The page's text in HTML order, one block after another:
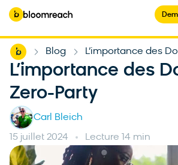
Home Blog L’importance des
L’importance des
Zero-Party
Carl Bleich
15 juillet 2024 Lecture 14 min